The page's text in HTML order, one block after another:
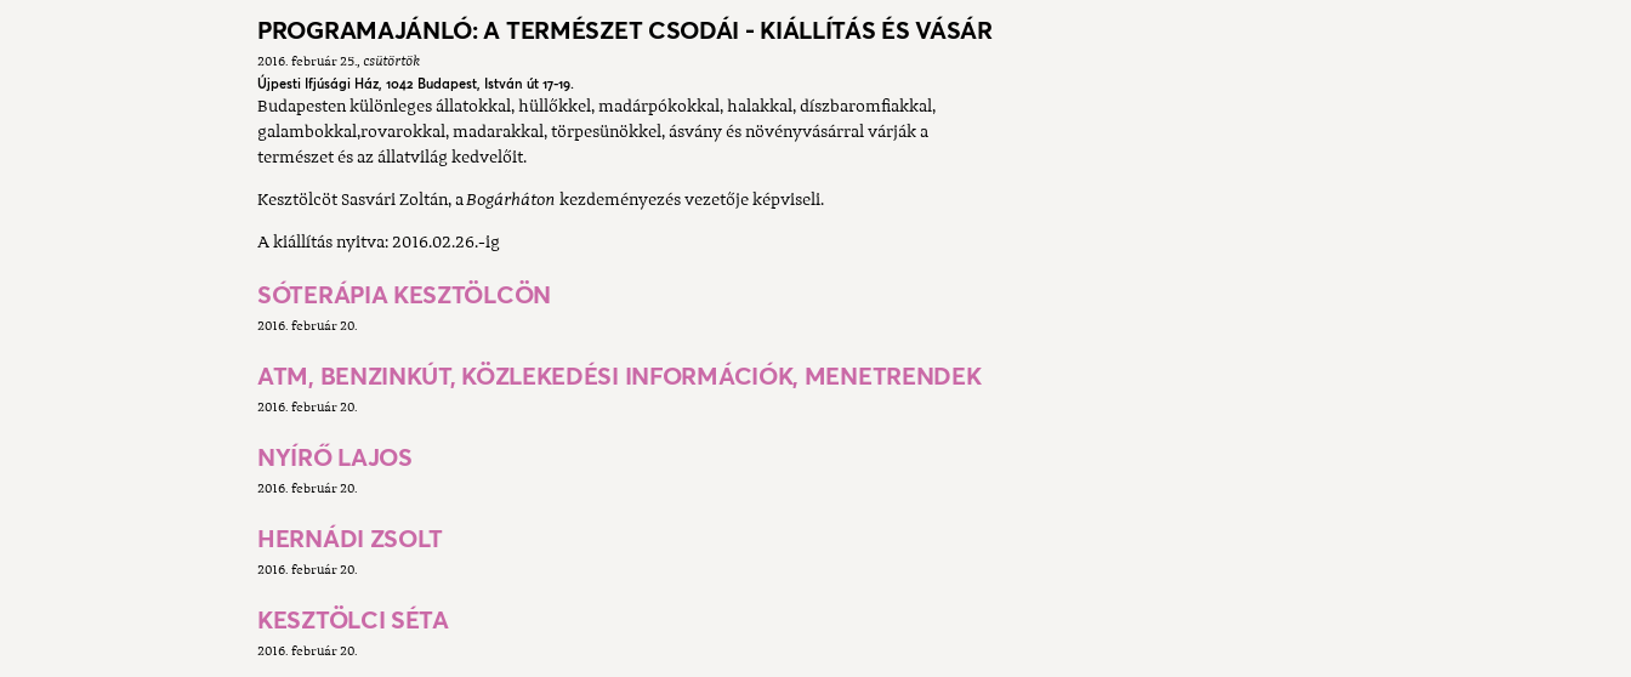
PROGRAMAJÁNLÓ: A TERMÉSZET CSODÁI - KIÁLLÍTÁS ÉS VÁSÁR
2016. február 25. csütörtök
Újpesti Ifjúsági Ház, 1042 Budapest, István út 17-19.
Budapesten különleges állatokkal, hüllőkkel, madárpókokkal, halakkal, díszbaromfiakkal,
galambokkal,rovarokkal, madarakkal, törpesünökkel, ásvány és növényvásárral várják a
természet és az állatvilág kedvelőit.
Kesztölcöt Sasvári Zoltán, aBogárháton kezdeményezés vezetője képviseli.
A kiállítás nyitva: 2016.02.26.-ig
SÓTERÁPIA KESZTÖLCÖN
2016. február 20.
ATM, BENZINKÚT, KÖZLEKEDÉSI INFORMÁCIÓK, MENETRENDEK
2016. február 20.
NYÍRŐ LAJOS
2016. február 20.
HERNÁDI ZSOLT
2016. február 20.
KESZTÖLCI SÉTA
2016. február 20.